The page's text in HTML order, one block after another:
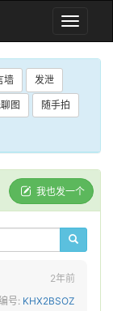
Toggle
墙 发泄
图 随手拍
我也发一个
2年前
号: KHX2BSOZ